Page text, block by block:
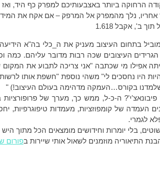
הרחוקה ביותר באצבעותיכם למפרק כף היד,
אחריו, נלך מהמפרק אל המרפק – אם אקח את
ב', אקבל 1.618
מוביל בתחום העיצוב מעניק את ה_כלי בה"א
הגרידים העיצובים שכה רבות מדובר עליהם.
אפילו מי שכתבה "אני צריכה לתבוע את
היו נחסכים לי" משהי נוספת "חשפת אותו
שלמדנו בקורס…העמקה מדהימה בעולם העיצוב!) "
ה-כ-ל, ממש כך, מערך של פרופורציות
העמדה של קומפוזציות, מעמדות טיפוגרפיות,
לגמרי.
בלי יומרות וחידושים מומצאים הכל מתוך
התיאוריה מוזמנים לשאול אותי שיירות בפורום